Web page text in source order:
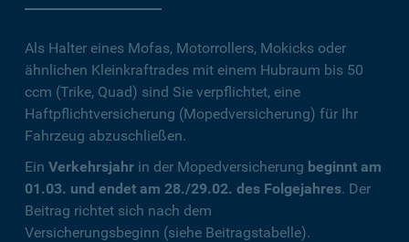
Als Halter eines Mofas, Motorrollers, Mokicks oder
ähnlichen Kleinkraftrades mit einem Hubraum bis 50
ccm (Trike, Quad) sind Sie verpflichtet, eine
Haftpflichtversicherung (Mopedversicherung) für Ihr
Fahrzeug abzuschließen.
Ein Verkehrsjahr in der Mopedversicherung beginnt am
01.03. und endet am 28./29.02. des Folgejahres. Der
Beitrag richtet sich nach dem
Versicherungsbeginn (siehe Beitragstabelle).